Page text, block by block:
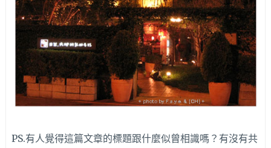
PS.有人覺得這篇文章的標題跟什麼似曾相識嗎？有沒有共